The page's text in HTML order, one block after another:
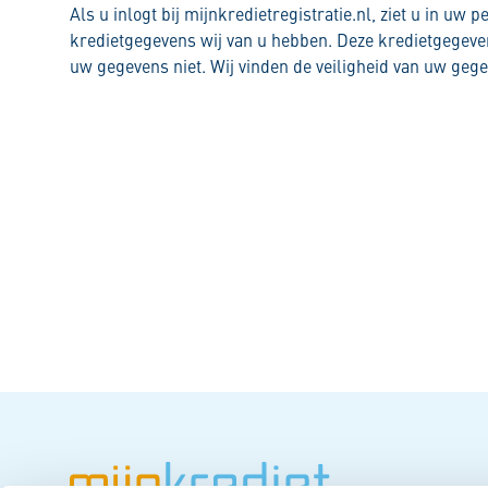
Als u inlogt bij mijnkredietregistratie.nl, ziet u in uw
kredietgegevens wij van u hebben. Deze
uw gegevens niet. Wij vinden de veiligheid van uw